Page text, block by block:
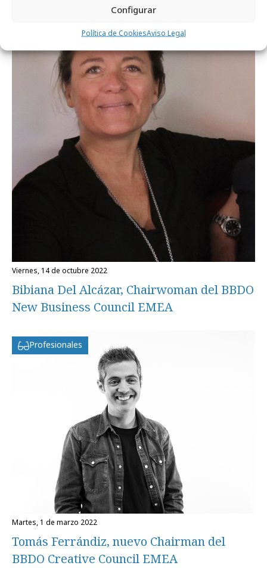
Configurar
Política de CookiesAviso Legal
viernes, 14 de octubre 2022
Bibiana Del Alcázar, Chairwoman del BBDO
New Business Council EMEA
Profesionales
martes, 1 de marzo 2022
Tomás Ferrándiz, nuevo Chairman del
BBDO Creative Council EMEA